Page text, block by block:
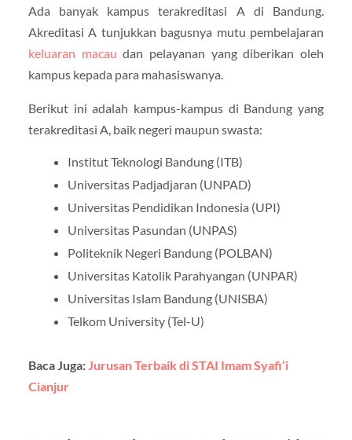
Ada banyak kampus terakreditasi A di Bandung.
Akreditasi A tunjukkan bagusnya mutu pembelajaran
keluaran macau dan pelayanan yang diberikan oleh
kampus kepada para mahasiswanya.
Berikut ini adalah kampus-kampus di Bandung yang
terakreditasi A, baik negeri maupun swasta:
Institut Teknologi Bandung (ITB)
Universitas Padjadjaran (UNPAD)
Universitas Pendidikan Indonesia (UPI)
Universitas Pasundan (UNPAS)
Politeknik Negeri Bandung (POLBAN)
Universitas Katolik Parahyangan (UNPAR)
Universitas Islam Bandung (UNISBA)
Telkom University (Tel-U)
Baca Juga:Jurusan Terbaik di STAI Imam Syafi’i
Cianjur